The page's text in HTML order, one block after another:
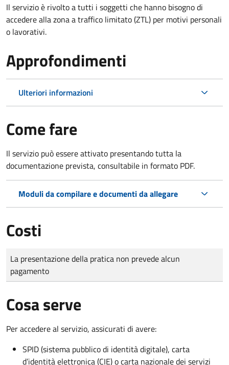
Il servizio è rivolto a tutti i soggetti che hanno bisogno di
accedere alla zona a traffico limitato (ZTL) per motivi personali
o lavorativi.
Approfondimenti
Ulteriori informazioni
Come fare
Il servizio può essere attivato presentando tutta la
documentazione prevista, consultabile in formato PDF.
Moduli da compilare e documenti da allegare
Costi
Tipo di pagamento
Importo
La presentazione della pratica non prevede alcun
pagamento
Cosa serve
Per accedere al servizio, assicurati di avere:
SPID (sistema pubblico di identità digitale), carta
d’identità elettronica (CIE) o carta nazionale dei servizi